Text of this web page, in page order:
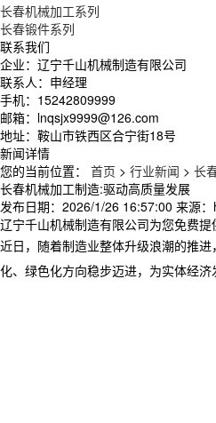
长春机械加工系列
长春锻件系列
联系我们
企业：辽宁千山机械制造有限公司
联系人：申经理
手机：15242809999
邮箱：lnqsjx9999@126.com
地址：鞍山市铁西区合宁街18号
新闻详情
您的当前位置： 首页 > 行业新闻 > 长
长春机械加工制造:驱动高质量发展
发布日期： 2026/1/26 16:57:00 来源：
辽宁千山机械制造有限公司为您免费提
近日，随着制造业整体升级浪潮的推进
化、绿色化方向稳步迈进，为实体经济